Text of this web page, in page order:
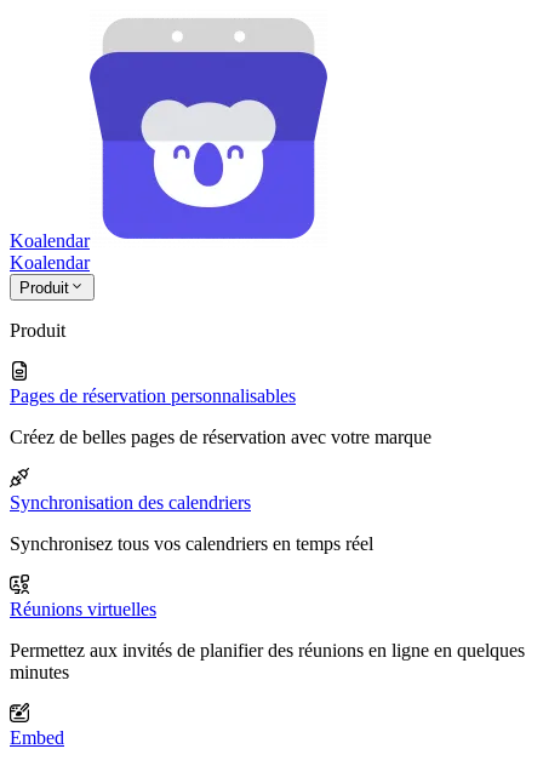
Koalendar
Koalendar
Produit
Produit
Pages de réservation personnalisables
Créez de belles pages de réservation avec votre marque
Synchronisation des calendriers
Synchronisez tous vos calendriers en temps réel
Réunions virtuelles
Permettez aux invités de planifier des réunions en ligne en quelques
minutes
Embed